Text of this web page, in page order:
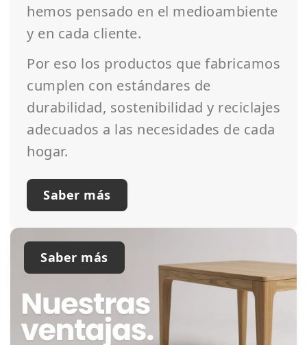
hemos pensado en el medioambiente
y en cada cliente.
Por eso los productos que fabricamos
cumplen con estándares de
durabilidad, sostenibilidad y reciclajes
adecuados a las necesidades de cada
hogar.
Saber más
Saber más